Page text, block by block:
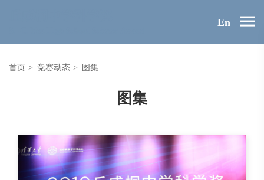
En
首页 > 竞赛动态 > 图集
图集